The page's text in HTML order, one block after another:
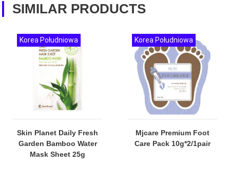
SIMILAR PRODUCTS
Skin Planet Daily Fresh
Garden Bamboo Water
Mask Sheet 25g
Korea Południowa
Mjcare Premium Foot
Care Pack 10g*2/1pair
Korea Południowa